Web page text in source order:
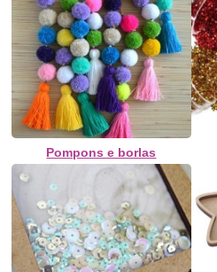
Pompons e borlas